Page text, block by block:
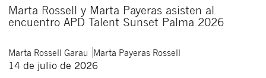
Marta Rossell y Marta Payeras asisten al
encuentro APD Talent Sunset Palma 2026
Marta Rossell Garau Marta Payeras Rossell
14 de julio de 2026